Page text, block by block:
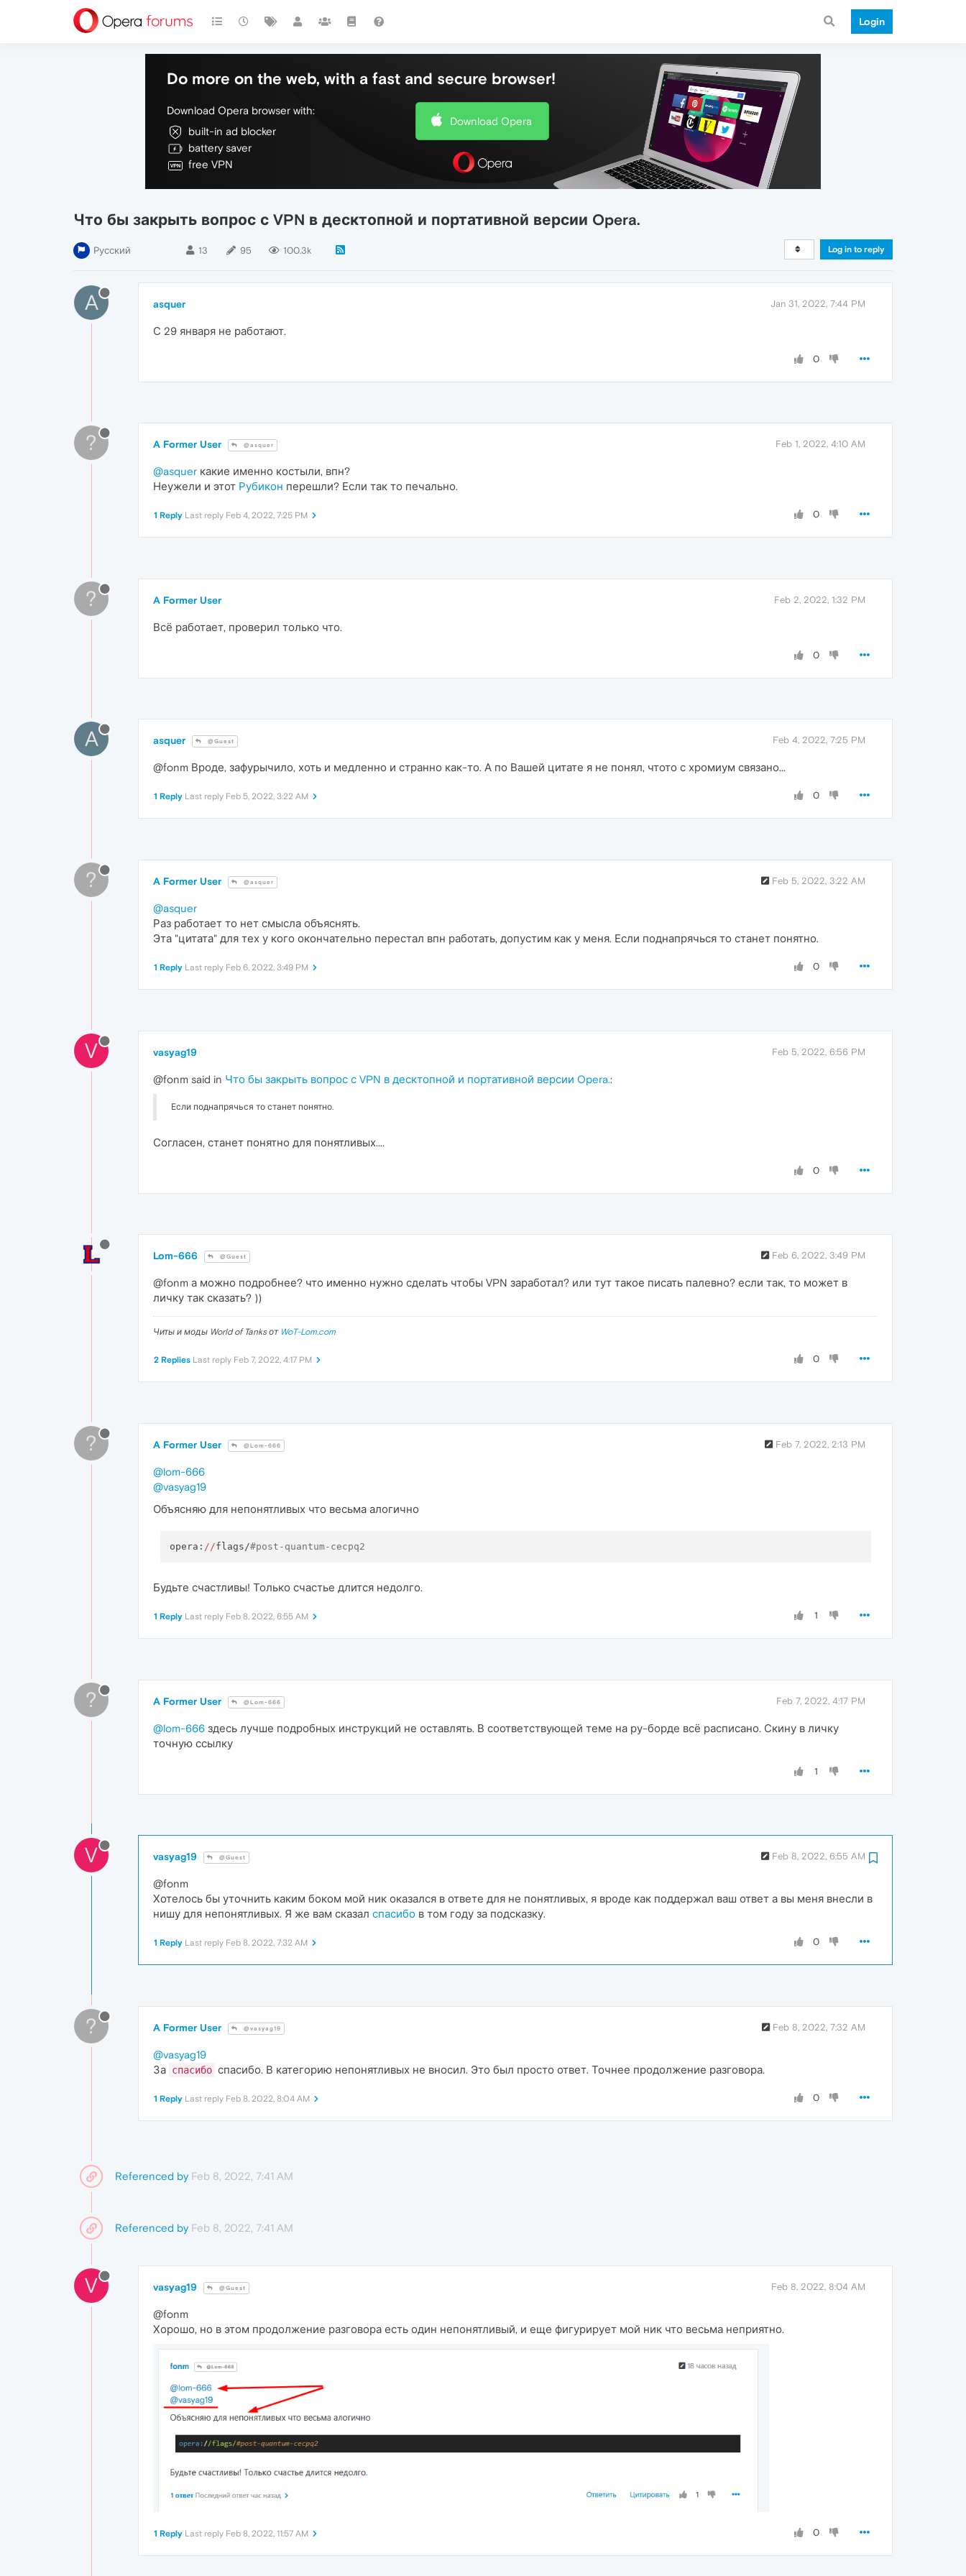
Login
Do more on the web, with a fast and secure browser!
Download Opera browser with:
built-in ad blocker
battery saver
free VPN
Download Opera
Что бы закрыть вопрос с VPN в десктопной и портативной версии Opera.
Русский 13 95 100.3k Log in to reply
A asquer Jan 31, 2022, 7:44 PM
С 29 января не работают.
0
? A Former User @asquer Feb 1, 2022, 4:10 AM
@asquer какие именно костыли, впн?
Неужели и этот Рубикон перешли? Если так то печально.
0
1 Reply Last reply Feb 4, 2022, 7:25 PM
? A Former User Feb 2, 2022, 1:32 PM
Всё работает, проверил только что.
0
A asquer @Guest Feb 4, 2022, 7:25 PM
@fonm Вроде, зафурычило, хоть и медленно и странно как-то. А по Вашей цитате я не понял, чтото с хромиум связано...
0
1 Reply Last reply Feb 5, 2022, 3:22 AM
? A Former User @asquer Feb 5, 2022, 3:22 AM
@asquer
Раз работает то нет смысла объяснять.
Эта "цитата" для тех у кого окончательно перестал впн работать, допустим как у меня. Если поднапрячься то станет понятно.
0
1 Reply Last reply Feb 6, 2022, 3:49 PM
V vasyag19 Feb 5, 2022, 6:56 PM
@fonm said in Что бы закрыть вопрос с VPN в десктопной и портативной версии Opera.:
Если поднапрячься то станет понятно.
Согласен, станет понятно для понятливых....
0
Lom-666 @Guest Feb 6, 2022, 3:49 PM
@fonm а можно подробнее? что именно нужно сделать чтобы VPN заработал? или тут такое писать палевно? если так, то может в
личку так сказать? ))
Читы и моды World of Tanks от WoT-Lom.com
0
2 Replies Last reply Feb 7, 2022, 4:17 PM
? A Former User @Lom-666 Feb 7, 2022, 2:13 PM
@lom-666
@vasyag19
Объясняю для непонятливых что весьма алогично
opera: //flags/#post-quantum-cecpq2
Будьте счастливы! Только счастье длится недолго.
1
1 Reply Last reply Feb 8, 2022, 6:55 AM
? A Former User @Lom-666 Feb 7, 2022, 4:17 PM
@lom-666 здесь лучше подробных инструкций не оставлять. В соответствующей теме на ру-борде всё расписано. Скину в личку
точную ссылку
1
V vasyag19 @Guest Feb 8, 2022, 6:55 AM
@fonm
Хотелось бы уточнить каким боком мой ник оказался в ответе для не понятливых, я вроде как поддержал ваш ответ а вы меня внесли в
нишу для непонятливых. Я же вам сказал спасибо в том году за подсказку.
0
1 Reply Last reply Feb 8, 2022, 7:32 AM
? A Former User @vasyag19 Feb 8, 2022, 7:32 AM
@vasyag19
За спасибо спасибо. В категорию непонятливых не вносил. Это был просто ответ. Точнее продолжение разговора.
0
1 Reply Last reply Feb 8, 2022, 8:04 AM
Referenced by Feb 8, 2022, 7:41 AM
Referenced by Feb 8, 2022, 7:41 AM
V vasyag19 @Guest Feb 8, 2022, 8:04 AM
@fonm
Хорошо, но в этом продолжение разговора есть один непонятливый, и еще фигурирует мой ник что весьма неприятно.
0
1 Reply Last reply Feb 8, 2022, 11:57 AM